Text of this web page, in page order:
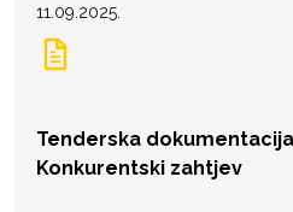
11.09.2025.
Tenderska
Konkurentski zahtjev